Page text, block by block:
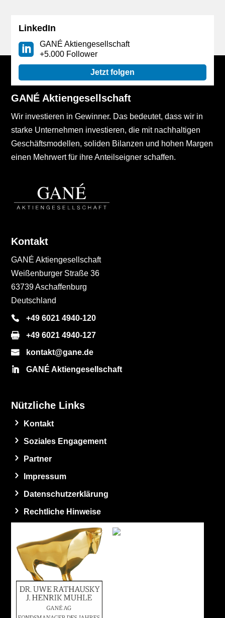
LinkedIn
GANÉ Aktiengesellschaft
+5.000 Follower
Jetzt folgen
GANÉ Aktiengesellschaft
Wir investieren in Gewinner. Das bedeutet, dass wir in
starke Unternehmen investieren, die mit nachhaltigen
Geschäftsmodellen, soliden Bilanzen und hohen Margen
einen Mehrwert für ihre Anteilseigner schaffen.
Kontakt
GANÉ Aktiengesellschaft
Weißenburger Straße 36
63739 Aschaffenburg
Deutschland
+49 6021 4940-120
+49 6021 4940-127
kontakt@gane.de
GANÉ Aktiengesellschaft
Nützliche Links
Kontakt
Soziales Engagement
Partner
Impressum
Datenschutzerklärung
Rechtliche Hinweise